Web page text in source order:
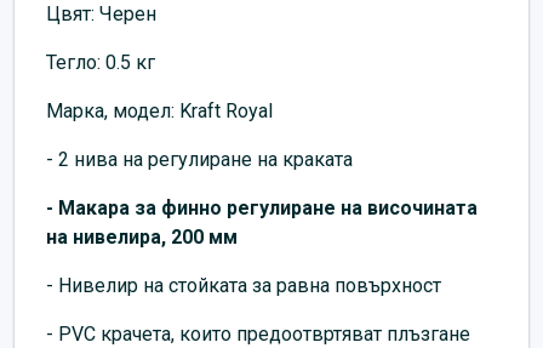
Цвят: Черен
Тегло: 0.5 кг
Марка, модел: Kraft Royal
- 2 нива на регулиране на краката
- Макара за финно регулиране на височината
на нивелира, 200 мм
- Нивелир на стойката за равна повърхност
- PVC крачета, които предоотвртяват плъзгане